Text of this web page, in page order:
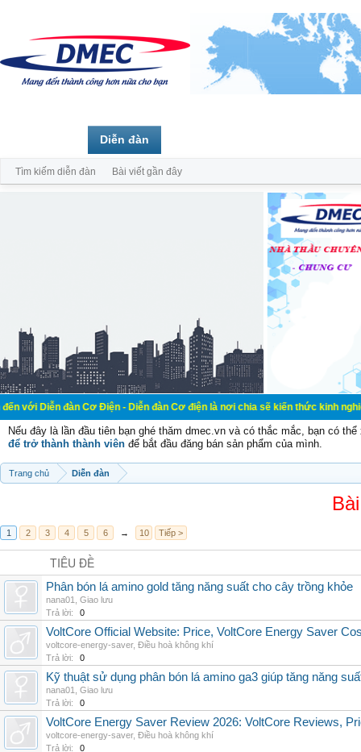
đàn Cơ Điện - Diễn đàn Cơ điện là nơi chia sẽ kiến thức kinh nghiệm
Nếu đây là lần đầu tiên bạn ghé thăm dmec.vn và có thắc mắc, bạn có
để trở thành thành viên để bắt đầu đăng bán sản phẩm của mình.
Trang chủ Diễn đàn
1 2 3 4 5 6 → 10 Tiếp >
TIÊU ĐỀ
Phân bón lá amino gold tăng năng suất cho cây trồng khỏe
nana01
Giao lưu
Trả lời:
0
VoltCore Official Website: Price, VoltCore Energy Saver
voltcore-energy-saver, Điều hoà không khí
Trả lời:
0
Kỹ thuật sử dụng phân bón lá amino ga3 giúp tăng năng
nana01
Giao lưu
Trả lời:
0
VoltCore Energy Saver Review 2026: VoltCore Reviews,
voltcore-energy-saver, Điều hoà không khí
Trả lời:
0
Diễn đàn
Tìm kiếm diễn đàn Bài viết gần đây